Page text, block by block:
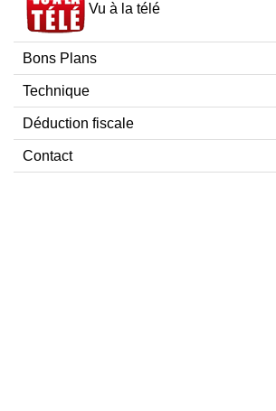
Vu à la télé
Bons Plans
Technique
Déduction fiscale
Contact